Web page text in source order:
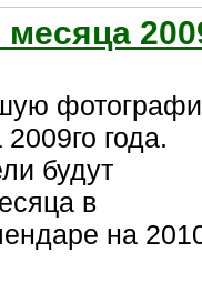
года.
будут
в
на